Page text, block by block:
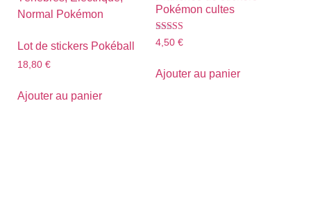
Lot de stickers Pokéball
18,80 €
Ajouter au panier
Pokémon cultes
Note
5.00
4,50 €
Ajouter au panier